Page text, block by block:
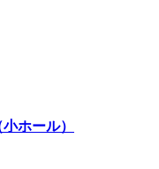
ホール）